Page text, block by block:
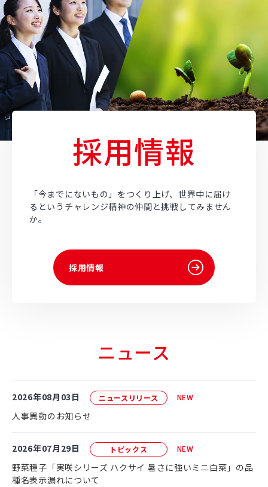
採用情報
「今までにないもの」をつくり上げ、世界中に届け
るというチャレンジ精神の仲間と挑戦してみません
か。
採用情報
ニュース
2026年08月03日 ニュースリリース NEW
人事異動のお知らせ
2026年07月29日 トピックス NEW
野菜種子「実咲シリーズ ハクサイ 暑さに強いミニ白菜」の品
種名表示漏れについて